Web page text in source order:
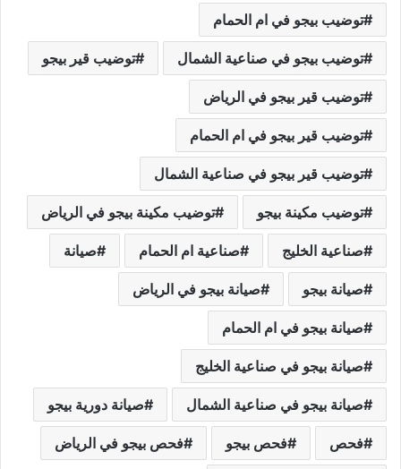
توضيب بيجو في ام الحمام
توضيب بيجو في صناعية الشمال توضيب قير بيجو
توضيب قير بيجو في الرياض
توضيب قير بيجو في ام الحمام
توضيب قير بيجو في صناعية الشمال
توضيب مكينة بيجو توضيب مكينة بيجو في الرياض
صناعية الخليج صناعية ام الحمام صيانة
صيانة بيجو صيانة بيجو في الرياض
صيانة بيجو في ام الحمام
صيانة بيجو في صناعية الخليج
صيانة بيجو في صناعية الشمال صيانة دورية بيجو
فحص فحص بيجو فحص بيجو في الرياض